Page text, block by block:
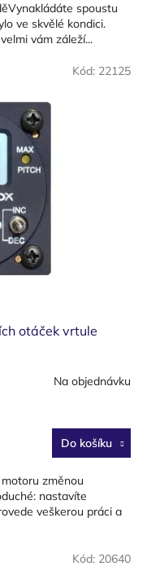
spoustu
ve skvělé kondici.
vám záleží...
otáček vrtule
Na objednávku
Do košíku
změnou
nastavíte
veškerou práci a
Kód: 22125
Kód: 20640